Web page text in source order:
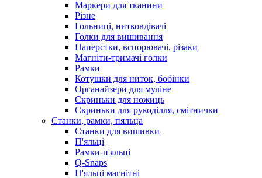
Маркери для тканини
Різне
Гольниці, нитковдівачі
Голки для вишивання
Наперстки, вспорювачі, різаки
Магніти-тримачі голки
Рамки
Котушки для ниток, бобінки
Органайзери для муліне
Скриньки для ножиць
Скриньки для рукоділля, смітнички
Станки, рамки, пяльца
Станки для вишивки
П'яльці
Рамки-п'яльці
Q-Snaps
П'яльці магнітні